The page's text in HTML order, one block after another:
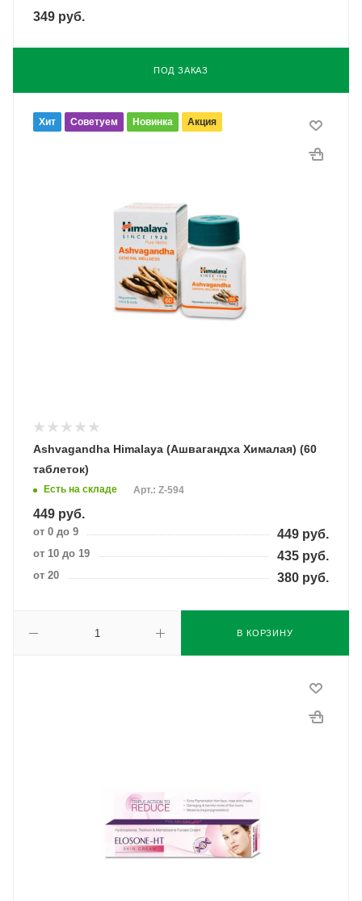
349 руб.
ПОД ЗАКАЗ
Хит Советуем Новинка Акция
Ashvagandha Himalaya (Ашвагандха Хималая) (60
таблеток)
Есть на складе Арт.: Z-594
449 руб.
от 0 до 9 449 руб.
от 10 до 19 435 руб.
от 20 380 руб.
В КОРЗИНУ